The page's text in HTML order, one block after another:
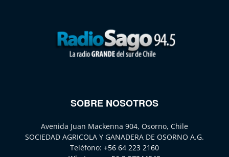
SOBRE NOSOTROS
Avenida Juan Mackenna 904, Osorno, Chile
SOCIEDAD AGRICOLA Y GANADERA DE OSORNO A.G.
Teléfono: +56 64 223 2160